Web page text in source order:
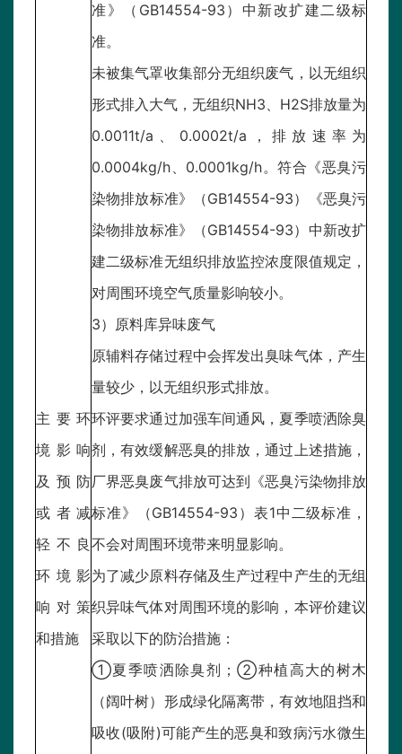
主要环
境影响
及预防
或者减
轻不良
环境影
响对策
和措施
准》（GB14554-93）中新改扩建二级标
准。
未被集气罩收集部分无组织废气，以无组织
形式排入大气，无组织NH3、H2S排放量为
0.0011t/a、0.0002t/a，排放速率为
0.0004kg/h、0.0001kg/h。符合《恶臭污
染物排放标准》（GB14554-93）《恶臭污
染物排放标准》（GB14554-93）中新改扩
建二级标准无组织排放监控浓度限值规定，
对周围环境空气质量影响较小。
3）原料库异味废气
原辅料存储过程中会挥发出臭味气体，产生
量较少，以无组织形式排放。
环评要求通过加强车间通风，夏季喷洒除臭
剂，有效缓解恶臭的排放，通过上述措施，
厂界恶臭废气排放可达到《恶臭污染物排放
标准》（GB14554-93）表1中二级标准，
不会对周围环境带来明显影响。
为了减少原料存储及生产过程中产生的无组
织异味气体对周围环境的影响，本评价建议
采取以下的防治措施：
①夏季喷洒除臭剂；②种植高大的树木
（阔叶树）形成绿化隔离带，有效地阻挡和
吸收(吸附)可能产生的恶臭和致病污水微生